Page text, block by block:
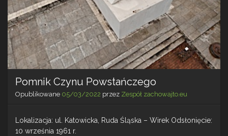
Pomnik Czynu Powstańczego
Opublikowane 05/03/2022 przez Zespół zachowajto.eu
Lokalizacja: ul. Katowicka, Ruda Śląska – Wirek Odsłonięcie:
10 września 1961 r.